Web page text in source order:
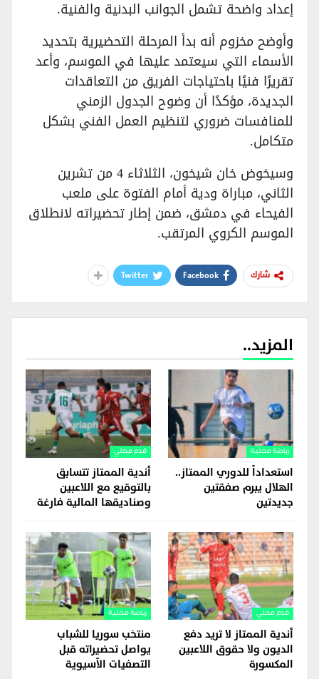
إعداد واضحة تشمل الجوانب البدنية والفنية.
وأوضح مخزوم أنه بدأ المرحلة التحضيرية بتحديد
الأسماء التي سيعتمد عليها في الموسم، وأعد
تقريرًا فنيًا باحتياجات الفريق من التعاقدات
الجديدة، مؤكدًا أن وضوح الجدول الزمني
للمنافسات ضروري لتنظيم العمل الفني بشكل
متكامل.
وسيخوض خان شيخون، الثلاثاء 4 من تشرين
الثاني، مباراة ودية أمام الفتوة على ملعب
الفيحاء في دمشق، ضمن إطار تحضيراته لانطلاق
الموسم الكروي المرتقب.
شارك Facebook
Twitter
المزيد..
رياضة محلية
استعداداً للدوري الممتاز..
الهلال يبرم صفقتين
جديدتين
قدم محلي
أندية الممتاز تتسابق
بالتوقيع مع اللاعبين
وصناديقها المالية فارغة
قدم محلي
أندية الممتاز لا تريد دفع
الديون ولا حقوق اللاعبين
المكسورة
رياضة محلية
منتخب سوريا للشباب
يواصل تحضيراته قبل
التصفيات الآسيوية